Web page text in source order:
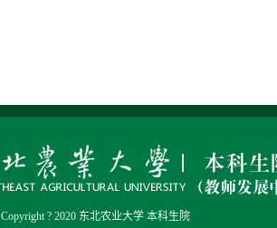
Copyright ? 2020 东北农业大学 本科生院